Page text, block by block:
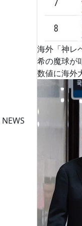
海外「神レ
希の魔球が
数値に海外